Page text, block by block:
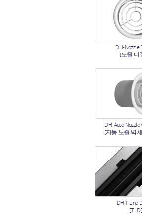
DH-Nozzle
[노즐 디
DH-Auto Nozzle
[자동 노즐 벽
DH-T-Line
[T.L.D.]